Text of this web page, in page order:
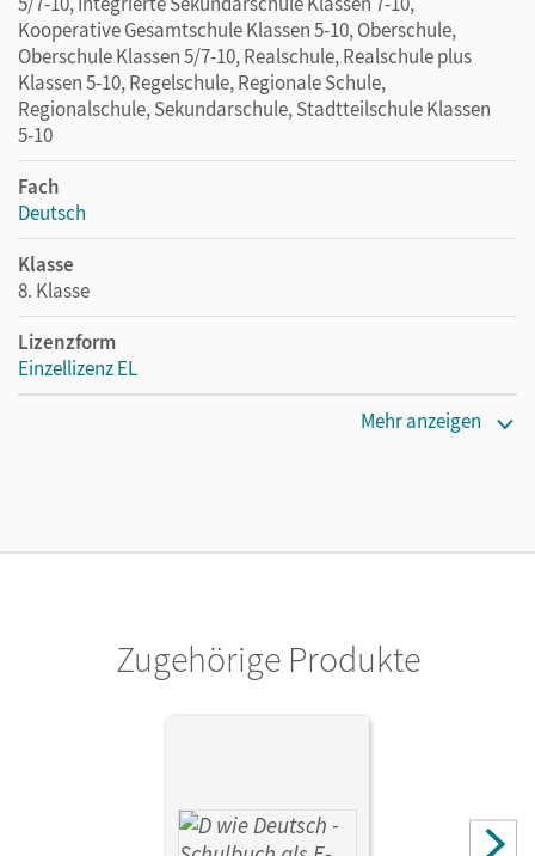
Kooperative Gesamtschule Klassen 5-10, Oberschule,
Oberschule Klassen 5/7-10, Realschule, Realschule plus
Klassen 5-10, Regelschule, Regionale Schule,
Regionalschule, Sekundarschule, Stadtteilschule Klassen
5-10
Fach
Deutsch
Klasse
8. Klasse
Lizenzform
Einzellizenz EL
Mehr anzeigen
Zugehörige Produkte